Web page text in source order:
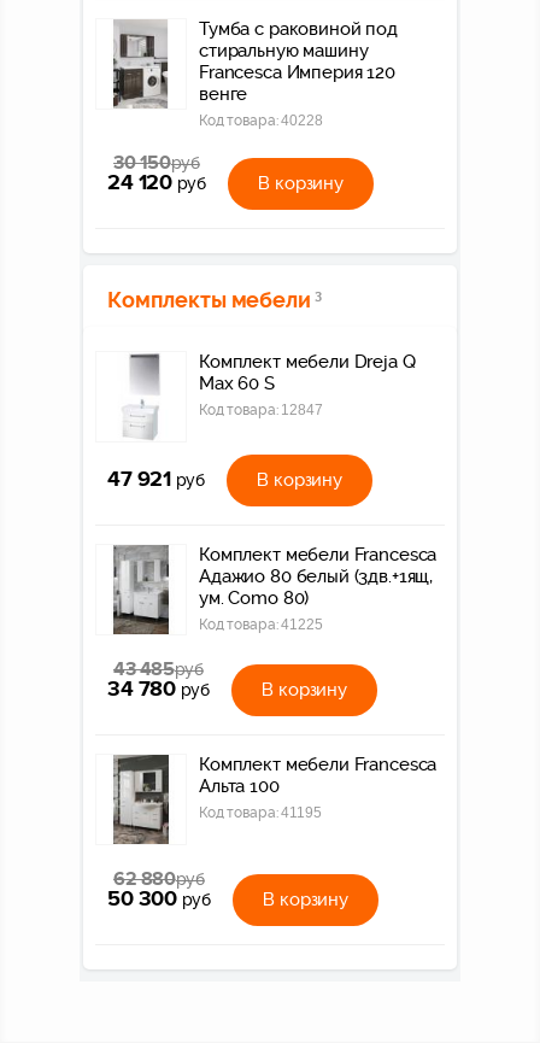
Тумба с раковиной под
стиральную машину
Francesca Империя 120
венге
Код товара:40228
30 150руб
24 120 руб В корзину
Комплекты мебели 3
Комплект мебели Dreja Q
Max 60 S
Код товара: 12847
47 921 руб В корзину
Комплект мебели Francesca
Адажио 80 белый (3дв.+1ящ,
ум. Como 80)
Код товара:41225
43 485руб
34 780 руб В корзину
Комплект мебели Francesca
Альта 100
Код товара:41195
62 880руб
50 300 руб В корзину